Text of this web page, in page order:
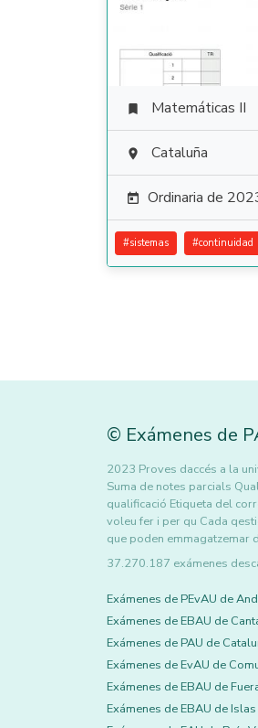
 Matemáticas II
 Cataluña
 Ordinaria de
#sistemas #continuidad
© Exámenes de
2023 Proves daccés a la
Suma de notes parcials
qualificació Etiqueta del
voleu fer i per qu Cada
que poden emmagatzemar
37.270.187 exámenes
Exámenes de PEvAU de
Exámenes de EBAU de
Exámenes de PAU de
Exámenes de EvAU de
Exámenes de EBAU de
Exámenes de EBAU de